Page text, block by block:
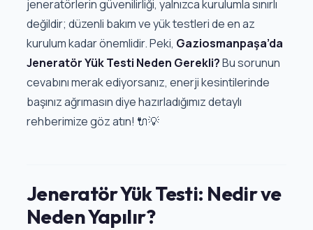
jeneratörlerin güvenilirliği, yalnızca kurulumla sınırlı
değildir; düzenli bakım ve yük testleri de en az
kurulum kadar önemlidir. Peki, Gaziosmanpaşa’da
Jeneratör Yük Testi Neden Gerekli?Bu sorunun
cevabını merak ediyorsanız, enerji kesintilerinde
başınız ağrımasın diye hazırladığımız detaylı
rehberimize göz atın! 🔌💡
Jeneratör Yük Testi: Nedir ve
Neden Yapılır?